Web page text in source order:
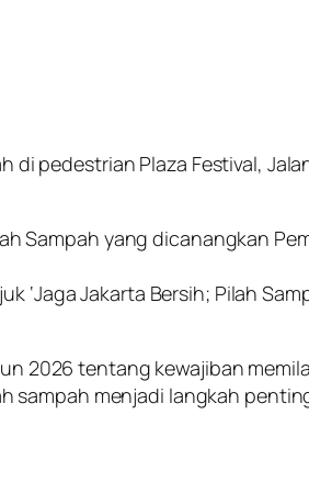
di pedestrian Plaza Festival,
Sampah yang dicanangkan
Jakarta Bersih; Pilah
2026 tentang kewajiban
menjadi langkah